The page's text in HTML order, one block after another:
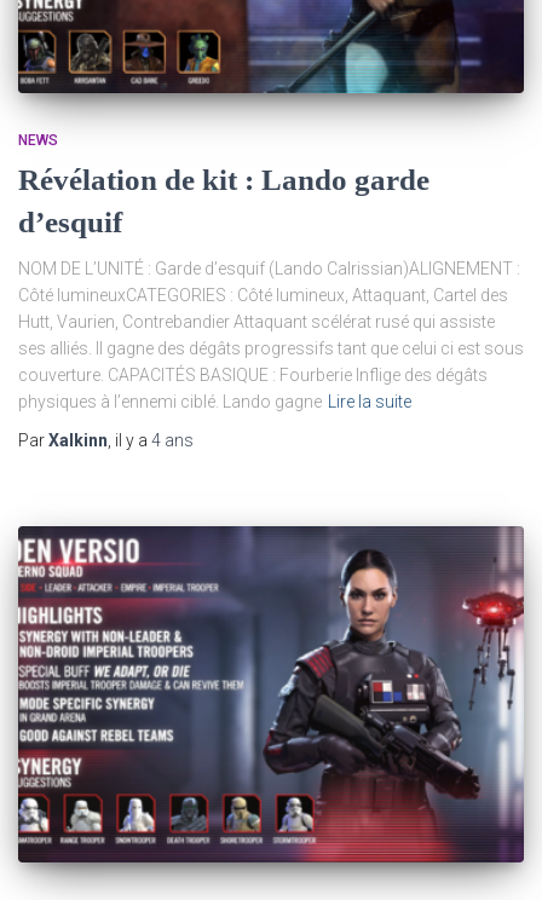
NEWS
Révélation de kit : Lando garde
d’esquif
NOM DE L’UNITÉ : Garde d’esquif (Lando Calrissian)ALIGNEMENT :
Côté lumineuxCATEGORIES : Côté lumineux, Attaquant, Cartel des
Hutt, Vaurien, Contrebandier Attaquant scélérat rusé qui assiste
ses alliés. Il gagne des dégâts progressifs tant que celui ci est sous
couverture. CAPACITÉS BASIQUE : Fourberie Inflige des dégâts
physiques à l’ennemi ciblé. Lando gagne
Lire la suite
ParXalkinn , il y a 4 ans